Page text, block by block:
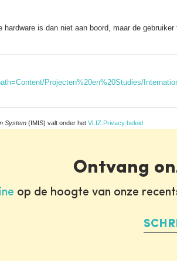
is dan niet aan boord, maar de
Projecten%20en%20Studies/
System (IMIS) valt onder het VLIZ Privacy beleid
Ontvang
op de hoogte van onze